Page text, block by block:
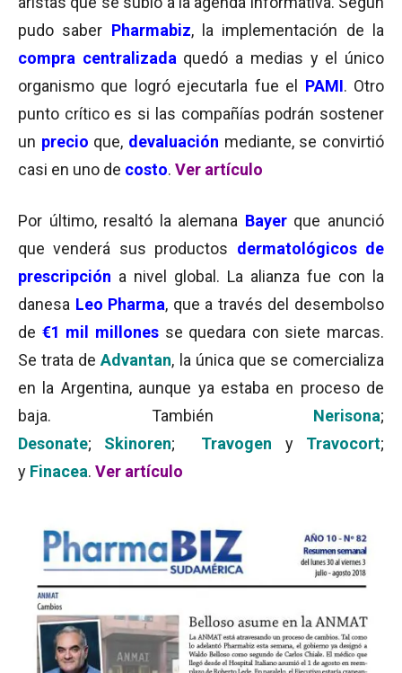
pudo saber Pharmabiz, la implementación de la
compra centralizada quedó a medias y el único
organismo que logró ejecutarla fue el PAMI. Otro
punto crítico es si las compañías podrán sostener
un precio que, devaluación mediante, se convirtió
casi en uno de costo. Ver artículo
Por último, resaltó la alemana Bayerque anunció
que venderá sus productos dermatológicos de
prescripción a nivel global. La alianza fue con la
danesa Leo Pharma, que a través del desembolso
de €1 mil millones se quedara con siete marcas.
Se trata deAdvantan, la única que se comercializa
en la Argentina, aunque ya estaba en proceso de
baja. También Nerisona;
Desonate; Skinoren; Travogen y Travocort;
y Finacea. Ver artículo